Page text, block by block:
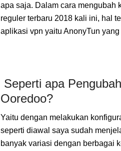
apa saja. Dalam cara mengubah
reguler terbaru 2018 kali ini, hal
aplikasi vpn yaitu AnonyTun
Seperti apa
Ooredoo?
Yaitu dengan melakukan
seperti diawal saya sudah
banyak variasi dengan berbagai